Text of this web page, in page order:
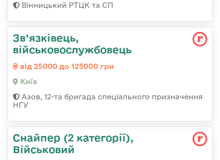
Вінницький РТЦК та СП
Зв’язківець,
військовослужбовець
від 25000 до 125000 грн
Київ
Азов, 12-та бригада спеціального призначення
НГУ
Снайпер (2 категорії),
Військовий